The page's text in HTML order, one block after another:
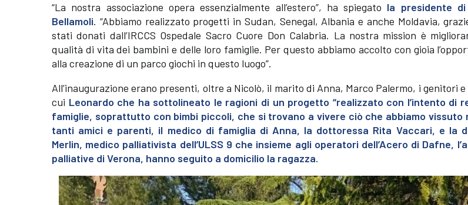
“La nostra associazione opera essenzialmente all’estero”, ha spiegato la presidente
Bellamoli. “Abbiamo realizzato progetti in Sudan, Senegal, Albania e anche Moldavia,
stati donati dall’IRCCS Ospedale Sacro Cuore Don Calabria. La nostra mission è
qualità di vita dei bambini e delle loro famiglie. Per questo abbiamo accolto con gioia
alla creazione di un parco giochi in questo luogo”.
All’inaugurazione erano presenti, oltre a Nicolò, il marito di Anna, Marco Palermo, i genitori
cui Leonardo che ha sottolineato le ragioni di un progetto “realizzato con l’intento di
famiglie, soprattutto con bimbi piccoli, che si trovano a vivere ciò che abbiamo vissuto
tanti amici e parenti, il medico di famiglia di Anna, la dottoressa Rita Vaccari, e la
Merlin, medico palliativista dell’ULSS 9 che insieme agli operatori dell’Acero di Dafne,
palliative di Verona, hanno seguito a domicilio la ragazza.